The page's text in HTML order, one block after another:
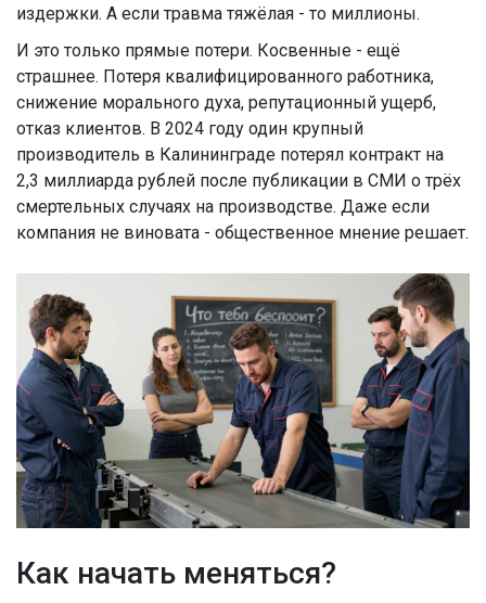
издержки. А если травма тяжёлая - то миллионы.
И это только прямые потери. Косвенные - ещё
страшнее. Потеря квалифицированного работника,
снижение морального духа, репутационный ущерб,
отказ клиентов. В 2024 году один крупный
производитель в Калининграде потерял контракт на
2,3 миллиарда рублей после публикации в СМИ о трёх
смертельных случаях на производстве. Даже если
компания не виновата - общественное мнение решает.
Как начать меняться?